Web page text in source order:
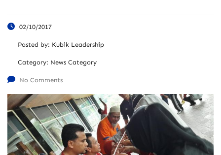
02/10/2017
Posted by: Kubik Leadership
Category: News Category
No Comments